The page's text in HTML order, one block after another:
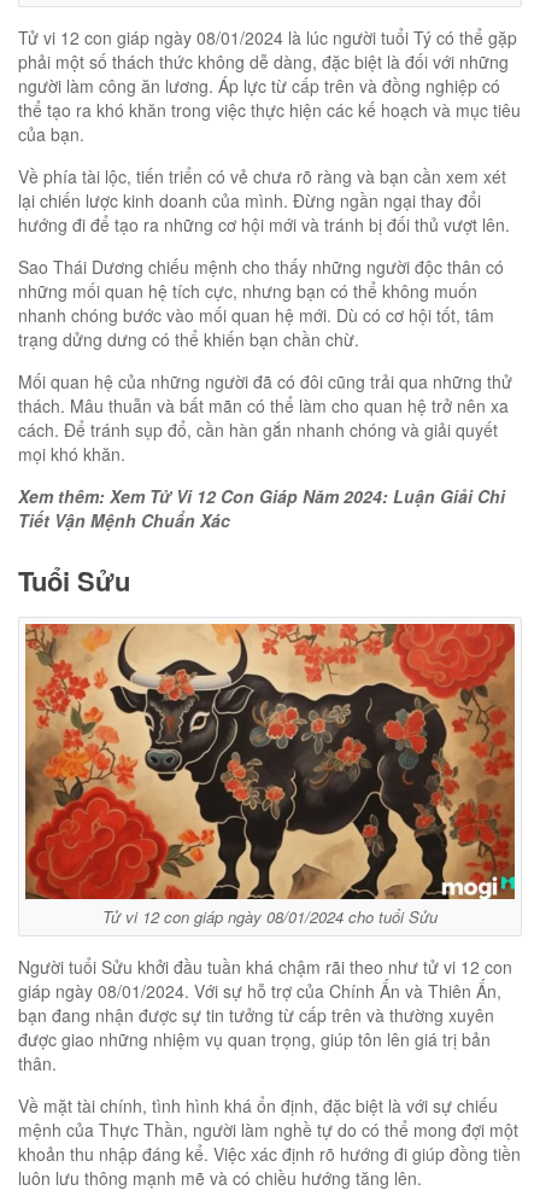
Tử vi 12 con giáp ngày 08/01/2024 là lúc người tuổi Tý có thể gặp
phải một số thách thức không dễ dàng, đặc biệt là đối với những
người làm công ăn lương. Áp lực từ cấp trên và đồng nghiệp có
thể tạo ra khó khăn trong việc thực hiện các kế hoạch và mục tiêu
của bạn.
Về phía tài lộc, tiến triển có vẻ chưa rõ ràng và bạn cần xem xét
lại chiến lược kinh doanh của mình. Đừng ngần ngại thay đổi
hướng đi để tạo ra những cơ hội mới và tránh bị đối thủ vượt lên.
Sao Thái Dương chiếu mệnh cho thấy những người độc thân có
những mối quan hệ tích cực, nhưng bạn có thể không muốn
nhanh chóng bước vào mối quan hệ mới. Dù có cơ hội tốt, tâm
trạng dửng dưng có thể khiến bạn chần chừ.
Mối quan hệ của những người đã có đôi cũng trải qua những thử
thách. Mâu thuẫn và bất mãn có thể làm cho quan hệ trở nên xa
cách. Để tránh sụp đổ, cần hàn gắn nhanh chóng và giải quyết
mọi khó khăn.
Xem thêm: Xem Tử Vi 12 Con Giáp Năm 2024: Luận Giải Chi
Tiết Vận Mệnh Chuẩn Xác
Tuổi Sửu
Tử vi 12 con giáp ngày 08/01/2024 cho tuổi Sửu
Người tuổi Sửu khởi đầu tuần khá chậm rãi theo như tử vi 12 con
giáp ngày 08/01/2024. Với sự hỗ trợ của Chính Ấn và Thiên Ấn,
bạn đang nhận được sự tin tưởng từ cấp trên và thường xuyên
được giao những nhiệm vụ quan trọng, giúp tôn lên giá trị bản
thân.
Về mặt tài chính, tình hình khá ổn định, đặc biệt là với sự chiếu
mệnh của Thực Thần, người làm nghề tự do có thể mong đợi một
khoản thu nhập đáng kể. Việc xác định rõ hướng đi giúp đồng tiền
luôn lưu thông mạnh mẽ và có chiều hướng tăng lên.